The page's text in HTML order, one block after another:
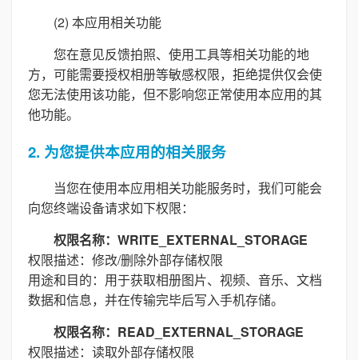
(2) 本应用相关功能
您在意见反馈拍照、使用工具等相关功能的地
方，可能需要授权相册等敏感权限，拒绝提供仅会使
您无法使用该功能，但不影响您正常使用本应用的其
他功能。
2. 为您提供本应用的相关服务
当您在使用本应用相关功能服务时，我们可能会
向您终端设备请求如下权限：
权限名称：WRITE_EXTERNAL_STORAGE
权限描述：修改/删除外部存储权限
用途和目的：用于获取相册图片、视频、音乐、文档
数据和信息，并在传输完毕后写入手机存储。
权限名称：READ_EXTERNAL_STORAGE
权限描述：读取外部存储权限